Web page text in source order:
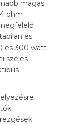
magas
ohm
és
és 300 watt
széles